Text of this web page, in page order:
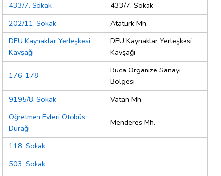
433/7. Sokak
433/7. Sokak
202/11. Sokak
Atatürk Mh.
DEÜ Kaynaklar Yerleşkesi
Kavşağı
DEÜ Kaynaklar Yerleşkesi
Kavşağı
176-178
Buca Organize Sanayi
Bölgesi
9195/8. Sokak
Vatan Mh.
Öğretmen Evleri Otobüs
Durağı
Menderes Mh.
118. Sokak
503. Sokak